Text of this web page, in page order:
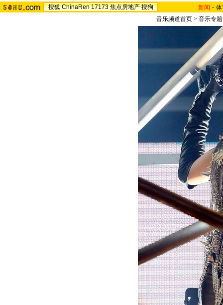
搜狐 ChinaRen 17173 焦点房地产 搜狗 新闻 -
音乐频道首页 > 音乐专题